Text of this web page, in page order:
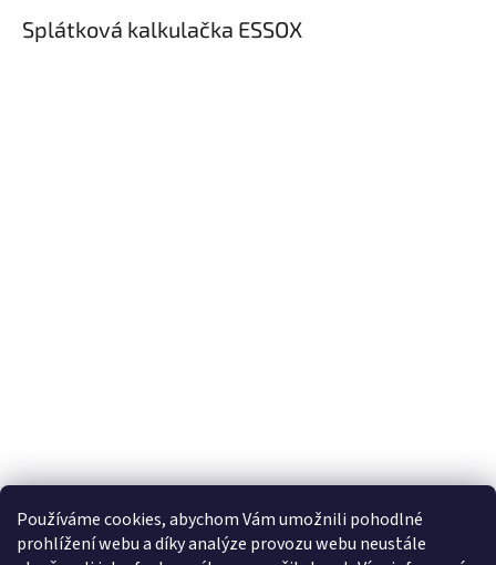
Používáme cookies, abychom Vám umožnili pohodlné
prohlížení webu a díky analýze provozu webu neustále
Splátková kalkulačka ESSOX